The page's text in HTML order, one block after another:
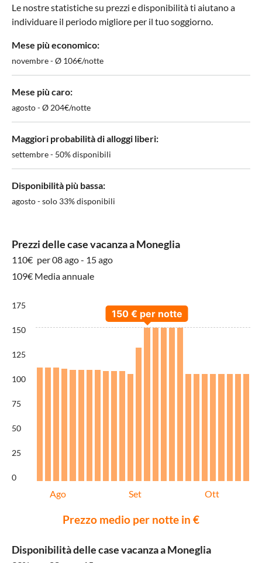
Le nostre statistiche su prezzi e disponibilità ti aiutano a
individuare il periodo migliore per il tuo soggiorno.
Mese più economico:
novembre - Ø 106€/notte
Mese più caro:
agosto - Ø 204€/notte
Maggiori probabilità di alloggi liberi:
settembre - 50% disponibili
Disponibilità più bassa:
agosto - solo 33% disponibili
Prezzi delle case vacanza a Moneglia
110€ per 08 ago - 15 ago
109€ Media annuale
175
150
125
100
75
50
25
0
Ago Set Ott
Prezzo medio per notte in €
Disponibilità delle case vacanza a Moneglia